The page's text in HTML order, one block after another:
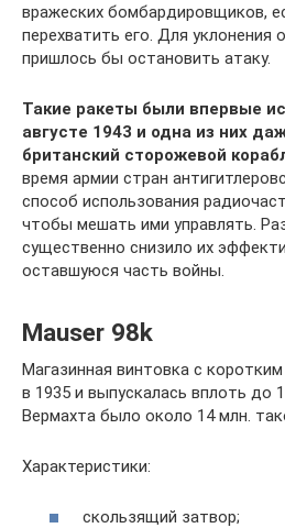
вражеских бомбардировщиков,
перехватить его. Для уклонения
пришлось бы остановить атаку.
Такие ракеты были впервые
августе 1943 и одна из них
британский сторожевой
время армии стран
способ использования
чтобы мешать ими управлять.
существенно снизило их
оставшуюся часть войны.
Mauser 98k
Магазинная винтовка с
в 1935 и выпускалась вплоть до
Вермахта было около 14 млн.
Характеристики:
скользящий затвор;